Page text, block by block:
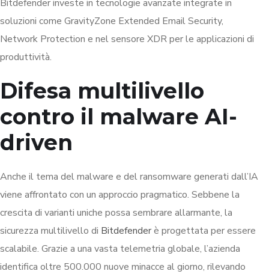
Bitdefender investe in tecnologie avanzate integrate in
soluzioni come GravityZone Extended Email Security,
Network Protection e nel sensore XDR per le applicazioni di
produttività.
Difesa multilivello
contro il malware AI-
driven
Anche il tema del malware e del ransomware generati dall’IA
viene affrontato con un approccio pragmatico. Sebbene la
crescita di varianti uniche possa sembrare allarmante, la
sicurezza multilivello di Bitdefenderè progettata per essere
scalabile. Grazie a una vasta telemetria globale, l’azienda
identifica oltre 500.000 nuove minacce al giorno, rilevando